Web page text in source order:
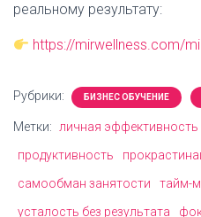
реальному результату:
https://mirwellness.com/
Рубрики: БИЗНЕС ОБУЧЕНИЕ
Метки: личная эффективность
продуктивность
самообман занятости
тайм-
усталость без результата